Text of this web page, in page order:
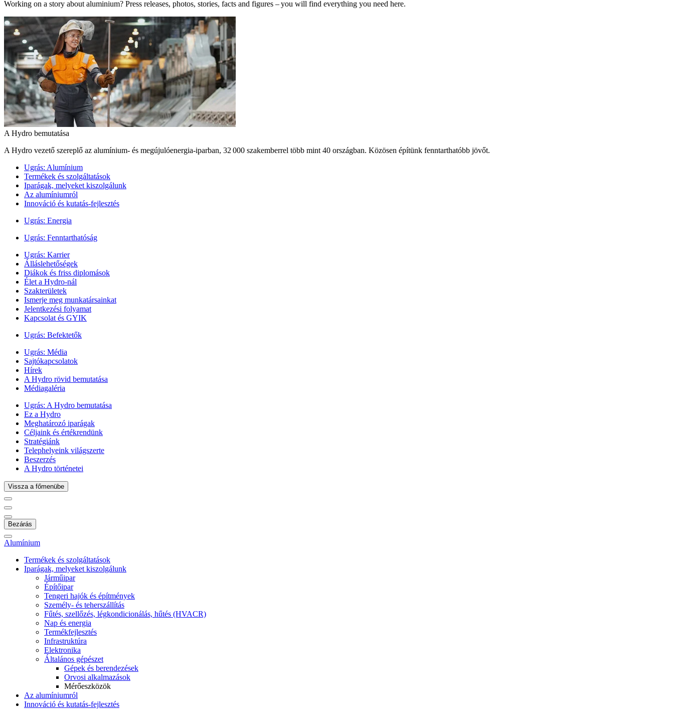
Working on a story about aluminium? Press releases, photos, stories, facts and figures – you will find everything you need here.
A Hydro bemutatása
A Hydro vezető szereplő az alumínium- és megújulóenergia‑iparban, 32 000 szakemberrel több mint 40 országban. Közösen építünk fenntarthatóbb jövőt.
Ugrás: Alumínium
Termékek és szolgáltatások
Iparágak, melyeket kiszolgálunk
Az alumíniumról
Innováció és kutatás-fejlesztés
Ugrás: Energia
Ugrás: Fenntarthatóság
Ugrás: Karrier
Álláslehetőségek
Diákok és friss diplomások
Élet a Hydro-nál
Szakterületek
Ismerje meg munkatársainkat
Jelentkezési folyamat
Kapcsolat és GYIK
Ugrás: Befektetők
Ugrás: Média
Sajtókapcsolatok
Hírek
A Hydro rövid bemutatása
Médiagaléria
Ugrás: A Hydro bemutatása
Ez a Hydro
Meghatározó iparágak
Céljaink és értékrendünk
Stratégiánk
Telephelyeink világszerte
Beszerzés
A Hydro történetei
Vissza a főmenübe
Bezárás
Alumínium
Termékek és szolgáltatások
Iparágak, melyeket kiszolgálunk
Járműipar
Építőipar
Tengeri hajók és építmények
Személy- és teherszállítás
Fűtés, szellőzés, légkondicionálás, hűtés (HVACR)
Nap és energia
Termékfejlesztés
Infrastruktúra
Elektronika
Általános gépészet
Gépek és berendezések
Orvosi alkalmazások
Mérőeszközök
Az alumíniumról
Innováció és kutatás-fejlesztés